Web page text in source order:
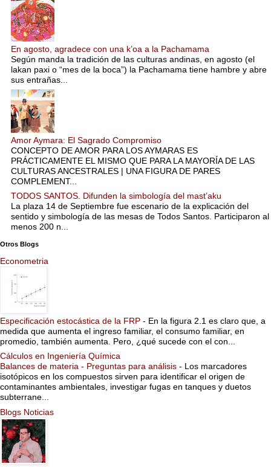
En agosto, agradece con una k’oa a la Pachamama
Según manda la tradición de las culturas andinas, en agosto (el
lakan paxi o “mes de la boca”) la Pachamama tiene hambre y abre
sus entrañas...
Amor Aymara: El Sagrado Compromiso
CONCEPTO DE AMOR PARA LOS AYMARAS ES
PRÁCTICAMENTE EL MISMO QUE PARA LA MAYORÍA DE LAS
CULTURAS ANCESTRALES | UNA FIGURA DE PARES
COMPLEMENT...
TODOS SANTOS. Difunden la simbología del mast’aku
La plaza 14 de Septiembre fue escenario de la explicación del
sentido y simbología de las mesas de Todos Santos. Participaron al
menos 200 n...
Otros Blogs
Econometria
Especificación estocástica de la FRP - En la figura 2.1 es claro que, a
medida que aumenta el ingreso familiar, el consumo familiar, en
promedio, también aumenta. Pero, ¿qué sucede con el con...
Cálculos en Ingeniería Química
Balances de materia - Preguntas para análisis - Los marcadores
isotópicos en los compuestos sirven para identificar el origen de
contaminantes ambientales, investigar fugas en tanques y duetos
subterrane...
Blogs Noticias